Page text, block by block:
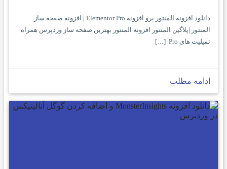
دانلود افزونه المنتور پرو افزونه Elementor Pro | افزونه صفحه ساز
المنتور |پلاگین المنتور افزونه المنتور بهترین صفحه ساز وردپرس همراه
تمپلیت های Pro […]
ادامه مطلب